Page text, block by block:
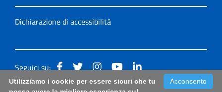
Dichiarazione di accessibilità
Seguici su:
Acconsento
Utilizziamo i cookie per essere sicuri che tu